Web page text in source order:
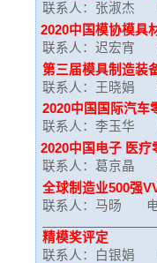
联系人：张淑杰
2020中国模协模具
联系人：迟宏宵
第三届模具制造装
联系人：王晓娟
2020中国国际汽车
联系人：李玉华
2020中国电子 医疗
联系人：葛京晶
全球制造业500强
联系人：马旸
精模奖评定
联系人：白银